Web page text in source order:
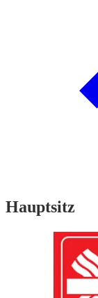
Hauptsitz